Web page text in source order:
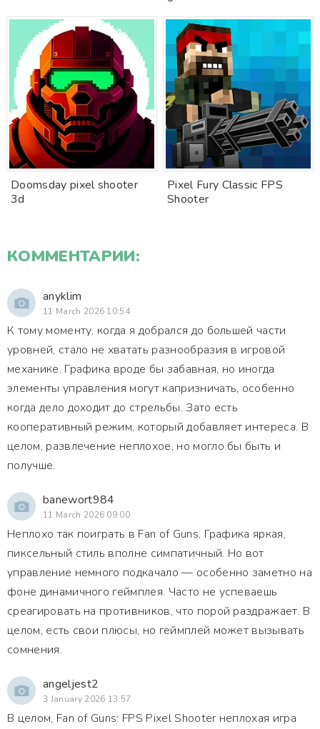
Doomsday pixel shooter
3d
Pixel Fury Classic FPS
Shooter
КОММЕНТАРИИ:
anyklim
11 March 2026 10:54
К тому моменту, когда я добрался до большей части
уровней, стало не хватать разнообразия в игровой
механике. Графика вроде бы забавная, но иногда
элементы управления могут капризничать, особенно
когда дело доходит до стрельбы. Зато есть
кооперативный режим, который добавляет интереса. В
целом, развлечение неплохое, но могло бы быть и
получше.
banewort984
11 March 2026 09:00
Неплохо так поиграть в Fan of Guns. Графика яркая,
пиксельный стиль вполне симпатичный. Но вот
управление немного подкачало — особенно заметно на
фоне динамичного геймплея. Часто не успеваешь
среагировать на противников, что порой раздражает. В
целом, есть свои плюсы, но геймплей может вызывать
сомнения.
angeljest2
3 January 2026 13:57
В целом, Fan of Guns: FPS Pixel Shooter неплохая игра